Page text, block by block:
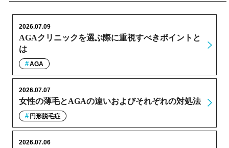
AGAクリニックを選ぶ際に重視すべきポイントと
は
2026.07.09
AGA
女性の薄毛とAGAの違いおよびそれぞれの対処法
2026.07.07
円形脱毛症
2026.07.06